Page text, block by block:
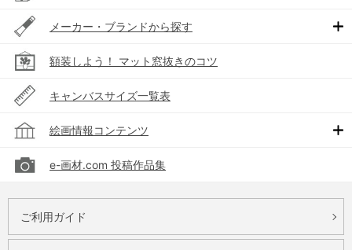
メーカー・ブランドから探す
額装しよう！ マット窓抜きのコツ
キャンバスサイズ一覧表
絵画情報コンテンツ
e-画材.com 投稿作品集
ご利用ガイド